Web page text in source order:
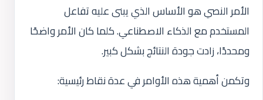
الأمر النصي هو الأساس الذي يبنى عليه تفاعل
المستخدم مع الذكاء الاصطناعي. كلما كان الأمر واضحًا
ومحددًا، زادت جودة النتائج بشكل كبير.
وتكمن أهمية هذه الأوامر في عدة نقاط رئيسية: